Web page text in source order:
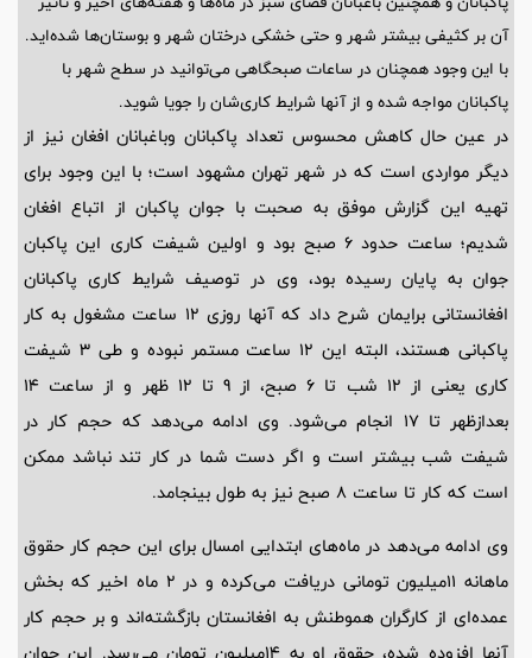
آن بر کثیفی بیشتر شهر و حتی خشکی درختان شهر و بوستان‌ها شده‌اید.
با این وجود همچنان در ساعات صبحگاهی می‌توانید در سطح شهر با
پاکبانان مواجه شده و از آنها شرایط کاری‌شان را جویا شوید.
در عین حال کاهش محسوس تعداد پاکبانان وباغبانان افغان نیز از
دیگر مواردی است که در شهر تهران مشهود است؛ با این وجود برای
تهیه این گزارش موفق به صحبت با جوان پاکبان از اتباع افغان
شدیم؛ ساعت حدود 6 صبح بود و اولین شیفت کاری این پاکبان
جوان به پایان رسیده بود، وی در توصیف شرایط کاری پاکبانان
افغانستانی برایمان شرح داد که آنها روزی 12 ساعت مشغول به کار
پاکبانی هستند، البته این 12 ساعت مستمر نبوده و طی 3 شیفت
کاری یعنی از 12 شب تا 6 صبح، از 9 تا 12 ظهر و از ساعت 14
بعدازظهر تا 17 انجام می‌شود. وی ادامه می‌دهد که حجم کار در
شیفت شب بیشتر است و اگر دست شما در کار تند نباشد ممکن
است که کار تا ساعت 8 صبح نیز به طول بینجامد.
وی ادامه می‌دهد در ماه‌های ابتدایی امسال برای این حجم کار حقوق
ماهانه 11‌میلیون تومانی دریافت می‌کرده و در 2 ماه اخیر که بخش
عمده‌ای از کارگران هموطنش به افغانستان بازگشته‌اند و بر حجم کار